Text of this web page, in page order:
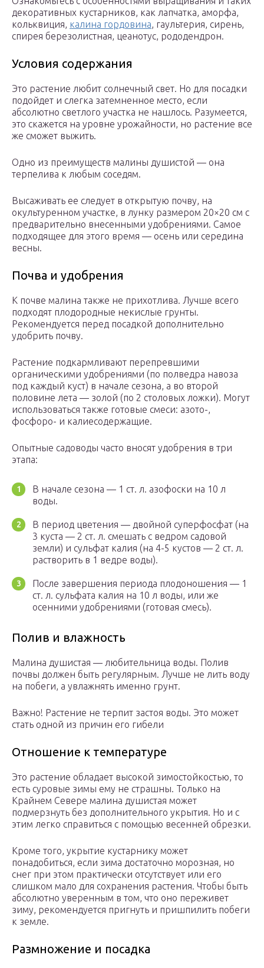
декоративных кустарников, как лапчатка, аморфа,
кольквиция, калина гордовина, гаультерия, сирень,
спирея березолистная, цеанотус, рододендрон.
Условия содержания
Это растение любит солнечный свет. Но для посадки
подойдет и слегка затемненное место, если
абсолютно светлого участка не нашлось. Разумеется,
это скажется на уровне урожайности, но растение все
же сможет выжить.
Одно из преимуществ малины душистой — она
терпелива к любым соседям.
Высаживать ее следует в открытую почву, на
окультуренном участке, в лунку размером 20×20 см с
предварительно внесенными удобрениями. Самое
подходящее для этого время — осень или середина
весны.
Почва и удобрения
К почве малина также не прихотлива. Лучше всего
подходят плодородные некислые грунты.
Рекомендуется перед посадкой дополнительно
удобрить почву.
Растение подкармливают перепревшими
органическими удобрениями (по полведра навоза
под каждый куст) в начале сезона, а во второй
половине лета — золой (по 2 столовых ложки). Могут
использоваться также готовые смеси: азото-,
фосфоро- и калиесодержащие.
Опытные садоводы часто вносят удобрения в три
этапа:
В начале сезона — 1 ст. л. азофоски на 10 л
воды.
В период цветения — двойной суперфосфат (на
3 куста — 2 ст. л. смешать с ведром садовой
земли) и сульфат калия (на 4-5 кустов — 2 ст. л.
растворить в 1 ведре воды).
После завершения периода плодоношения — 1
ст. л. сульфата калия на 10 л воды, или же
осенними удобрениями (готовая смесь).
Полив и влажность
Малина душистая — любительница воды. Полив
почвы должен быть регулярным. Лучше не лить воду
на побеги, а увлажнять именно грунт.
Важно! Растение не терпит застоя воды. Это может
стать одной из причин его гибели
Отношение к температуре
Это растение обладает высокой зимостойкостью, то
есть суровые зимы ему не страшны. Только на
Крайнем Севере малина душистая может
подмерзнуть без дополнительного укрытия. Но и с
этим легко справиться с помощью весенней обрезки.
Кроме того, укрытие кустарнику может
понадобиться, если зима достаточно морозная, но
снег при этом практически отсутствует или его
слишком мало для сохранения растения. Чтобы быть
абсолютно уверенным в том, что оно переживет
зиму, рекомендуется пригнуть и пришпилить побеги
к земле.
Размножение и посадка